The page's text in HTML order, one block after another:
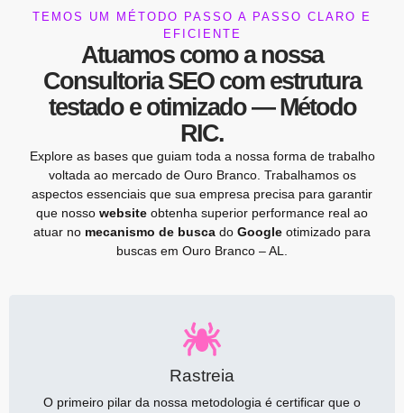
TEMOS UM MÉTODO PASSO A PASSO CLARO E
EFICIENTE
Atuamos como a nossa
Consultoria SEOcom estrutura
testado e otimizado —Método
RIC.
Explore as bases que guiam toda a nossa forma de trabalho
voltada ao mercado de Ouro Branco. Trabalhamos os
aspectos essenciais que sua empresa precisa para garantir
que nosso website obtenha superior performance real ao
atuar no mecanismo de busca do Google otimizado para
buscas em Ouro Branco – AL.
Rastreia
O primeiro pilar da nossa metodologia é certificar que o